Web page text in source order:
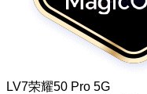
LV7荣耀50 Pro 5G